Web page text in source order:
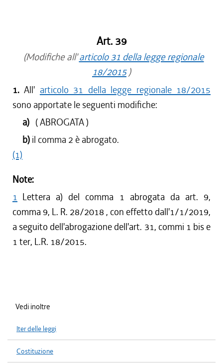
Art. 39
(Modifiche all'articolo 31 della legge regionale
18/2015)
1.All' articolo 31 della legge regionale 18/2015
sono apportate le seguenti modifiche:
a) ( ABROGATA )
b) il comma 2 è abrogato.
(1)
Note:
1 Lettera a) del comma 1 abrogata da art. 9,
comma 9, L. R. 28/2018 , con effetto dall'1/1/2019,
a seguito dell'abrogazione dell'art. 31, commi 1 bis e
1 ter, L.R. 18/2015.
Vedi inoltre
Iter delle leggi
Costituzione